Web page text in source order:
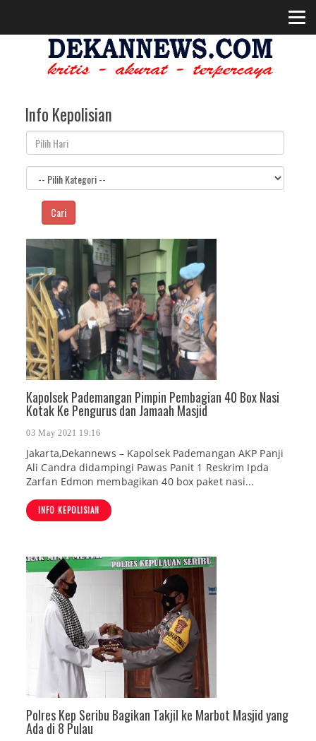
Info Kepolisian
Cari
Kapolsek Pademangan Pimpin Pembagian 40 Box Nasi
Kotak Ke Pengurus dan Jamaah Masjid
03 May 2021 19:16
Jakarta,Dekannews – Kapolsek Pademangan AKP Panji
Ali Candra didampingi Pawas Panit 1 Reskrim Ipda
Zarfan Edmon membagikan 40 box paket nasi...
INFO KEPOLISIAN
Polres Kep Seribu Bagikan Takjil ke Marbot Masjid yang
Ada di 8 Pulau